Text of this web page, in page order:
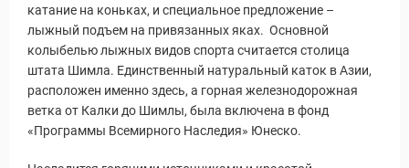
катание на коньках, и специальное предложение –
лыжный подъем на привязанных яках. Основной
колыбелью лыжных видов спорта считается столица
штата Шимла. Единственный натуральный каток в Азии,
расположен именно здесь, а горная железнодорожная
ветка от Калки до Шимлы, была включена в фонд
«Программы Всемирного Наследия» Юнеско.